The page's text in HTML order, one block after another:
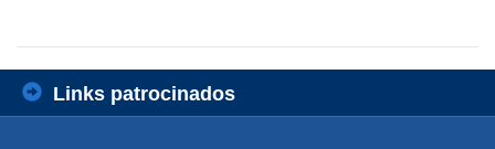
Links patrocinados